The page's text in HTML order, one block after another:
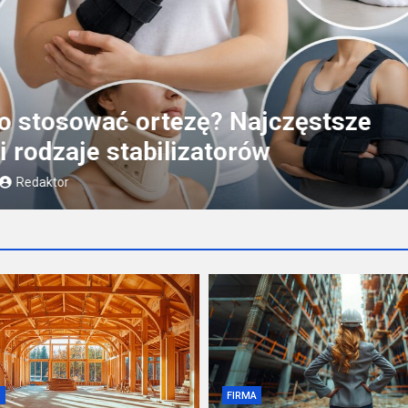
są bale drewniane w
temu Redaktor
FIRMA